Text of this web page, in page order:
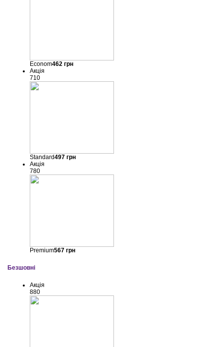
Econom462грн
Акція
710
Standard497грн
Акція
780
Premium567грн
Безшовні
Акція
880